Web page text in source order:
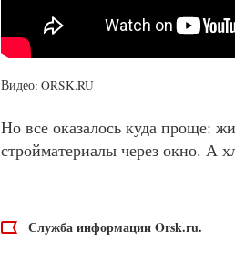
Видео: ORSK.RU
Но все оказалось куда проще:
стройматериалы через окно. А
Служба информации Orsk.ru.